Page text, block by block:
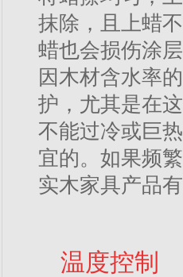
抹除，且上蜡
蜡也会损伤涂
因木材含水率
护，尤其是在
不能过冷或巨
宜的。如果频
实木家具产品
温度控制